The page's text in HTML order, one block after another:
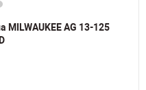
AG 13-125